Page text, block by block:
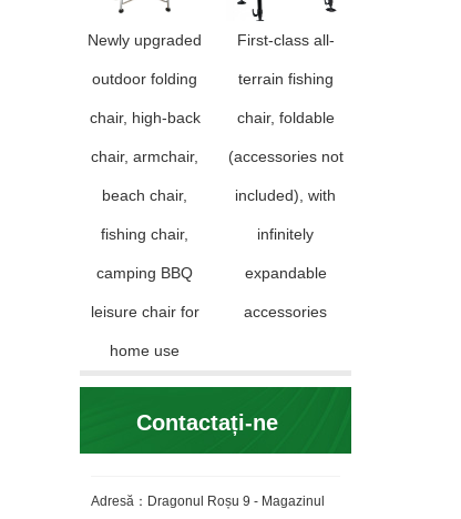
Newly upgraded
outdoor folding
chair, high-back
chair, armchair,
beach chair,
fishing chair,
camping BBQ
leisure chair for
home use
First-class all-
terrain fishing
chair, foldable
(accessories not
included), with
infinitely
expandable
accessories
Contactați-ne
Adresă：Dragonul Roșu 9 - Magazinul